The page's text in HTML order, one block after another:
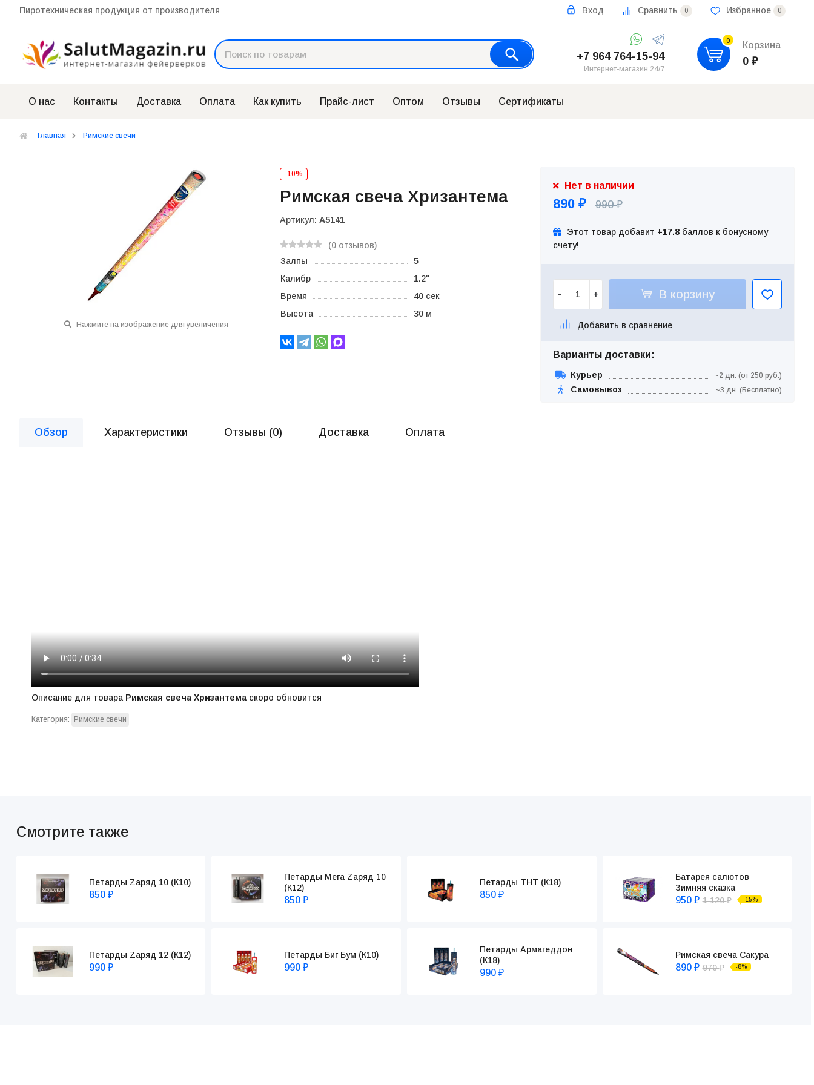
Пиротехническая продукция от производителя Вход Сравнить 0 Избранное 0
+7 964 764-15-94
Интернет-магазин 24/7
0 Корзина
0 ₽
О нас Контакты Доставка Оплата Как купить Прайс-лист Оптом Отзывы Сертификаты
Главная Римские свечи
Нажмите на изображение для увеличения
-10%
Римская свеча Хризантема
Артикул: А5141
(0 отзывов)
Залпы
5
Калибр
1.2"
Время
40 сек
Высота
30 м
Нет в наличии
890 ₽ 990₽
Этот товар добавит +17.8 баллов к бонусному
счету!
- + В корзину
Добавить в сравнение
Варианты доставки:
Курьер ~2 дн. (от 250 руб.)
Самовывоз ~3 дн. (Бесплатно)
Обзор Характеристики Отзывы (0) Доставка Оплата
Описание для товара Римская свеча Хризантемаскоро обновится
Категория: Римские свечи
Смотрите также
Петарды Zаряд 10 (К10)
850 ₽
Петарды Мега Zаряд 10
(К12)
850₽
Петарды ТНТ (К18)
850 ₽
Батарея салютов
Зимняя сказка
950 ₽ 1 120₽ -15%
Петарды Zаряд 12 (К12)
990 ₽
Петарды Биг Бум (К10)
990₽
Петарды Армагеддон
(К18)
990 ₽
Римская свеча Сакура
890 ₽ 970₽ -8%